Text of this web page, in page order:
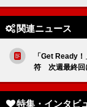
関連ニュース
「Get Ready
符 次週最終回
特集・インタビ